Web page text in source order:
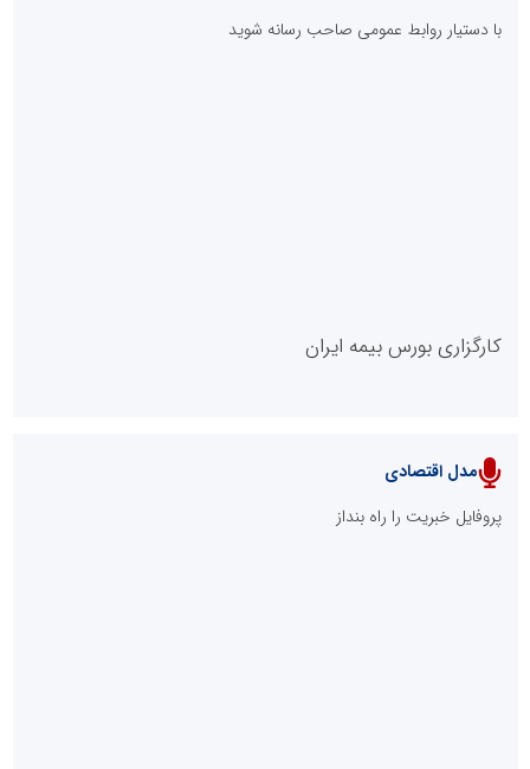
پایگاه خبری نهضت ملی مسکن
با دستیار روابط عمومی صاحب رسانه شوید
کارگزاری بورس بیمه ایران
مدل اقتصادی
پروفایل خبریت را راه بنداز